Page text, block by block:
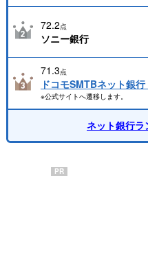
72.2点
ソニー銀行
71.3点
ドコモSMTBネット銀
※公式サイトへ遷移します。
ネット銀行ラ
PR